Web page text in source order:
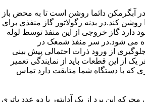
دائما روشن است تا به محض باز
کند.در بدنه رگولاتور گاز منفذی برای
دارد گاز خروجی از این منفذ توسط لوله
می شود.در سر منفذ شمعک در
از ورود ذرات احتمالی پیش بینی
از این قطعات باید از نمایندگی تعمیر
که با دستگاه شما متابقت دارد تماس
این برد از یک آدابتور یا دو عدد باتری